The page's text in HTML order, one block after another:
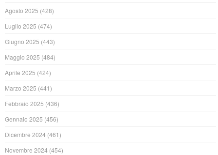
Agosto 2025 (428)
Luglio 2025 (474)
Giugno 2025 (443)
Maggio 2025 (484)
Aprile 2025 (424)
Marzo 2025 (441)
Febbraio 2025 (436)
Gennaio 2025 (456)
Dicembre 2024 (461)
Novembre 2024 (454)